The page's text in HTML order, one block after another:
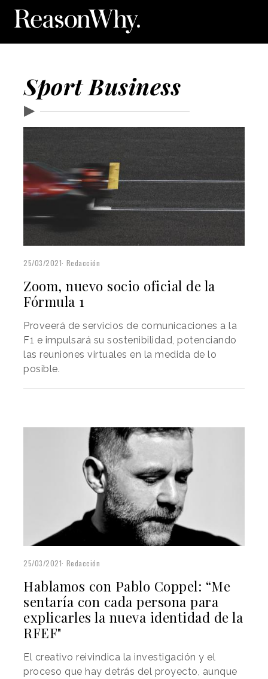
Sport Business
▶
25/03/2021 Redacción
Zoom, nuevo socio oficial de la
Fórmula 1
Proveerá de servicios de comunicaciones a la
F1 e impulsará su sostenibilidad, potenciando
las reuniones virtuales en la medida de lo
posible.
25/03/2021 Redacción
Hablamos con Pablo Coppel: “Me
sentaría con cada persona para
explicarles la nueva identidad de la
RFEF"
El creativo reivindica la investigación y el
proceso que hay detrás del proyecto, aunque